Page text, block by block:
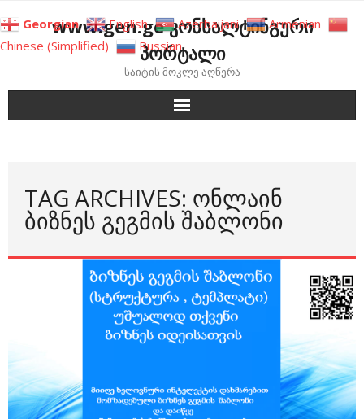
to
content
www.gen.ge კონსალტინგური
პორტალი
საიტის მოკლე აღწერა
TAG ARCHIVES: ᲝᲜᲚᲐᲘᲜ
ᲑᲘᲖᲜᲔᲡ ᲒᲔᲒᲛᲘᲡ ᲨᲐᲑᲚᲝᲜᲘ
Georgian English Azerbaijani
Armenian
Chinese (Simplified)
Russian